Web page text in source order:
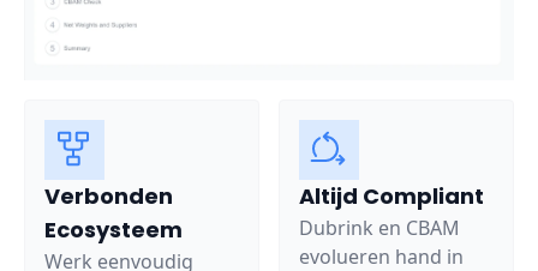
Verbonden
Ecosysteem
Werk eenvoudig
Altijd Compliant
Dubrink en CBAM
evolueren hand in